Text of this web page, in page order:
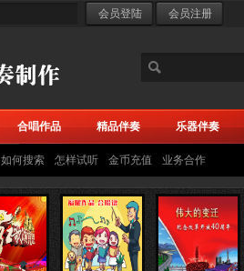
合唱作品 精品伴奏 乐器伴奏
如何搜索 怎样试听 金币充值 业务合作